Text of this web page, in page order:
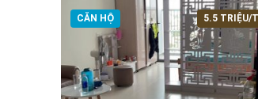
CĂN HỘ 5.5 TRIỆU/